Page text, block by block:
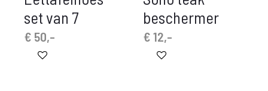
set van 7
€ 50,-
beschermer
€12,-